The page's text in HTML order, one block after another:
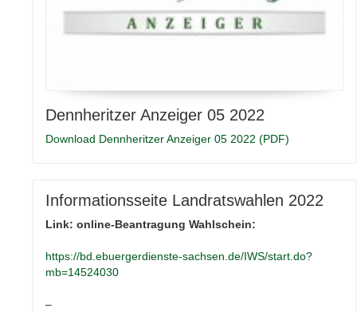
Dennheritzer Anzeiger 05 2022
Download Dennheritzer Anzeiger 05 2022 (PDF)
Informationsseite Landratswahlen 2022
Link: online-Beantragung Wahlschein:
https://bd.ebuergerdienste-sachsen.de/IWS/start.do?
mb=14524030
–